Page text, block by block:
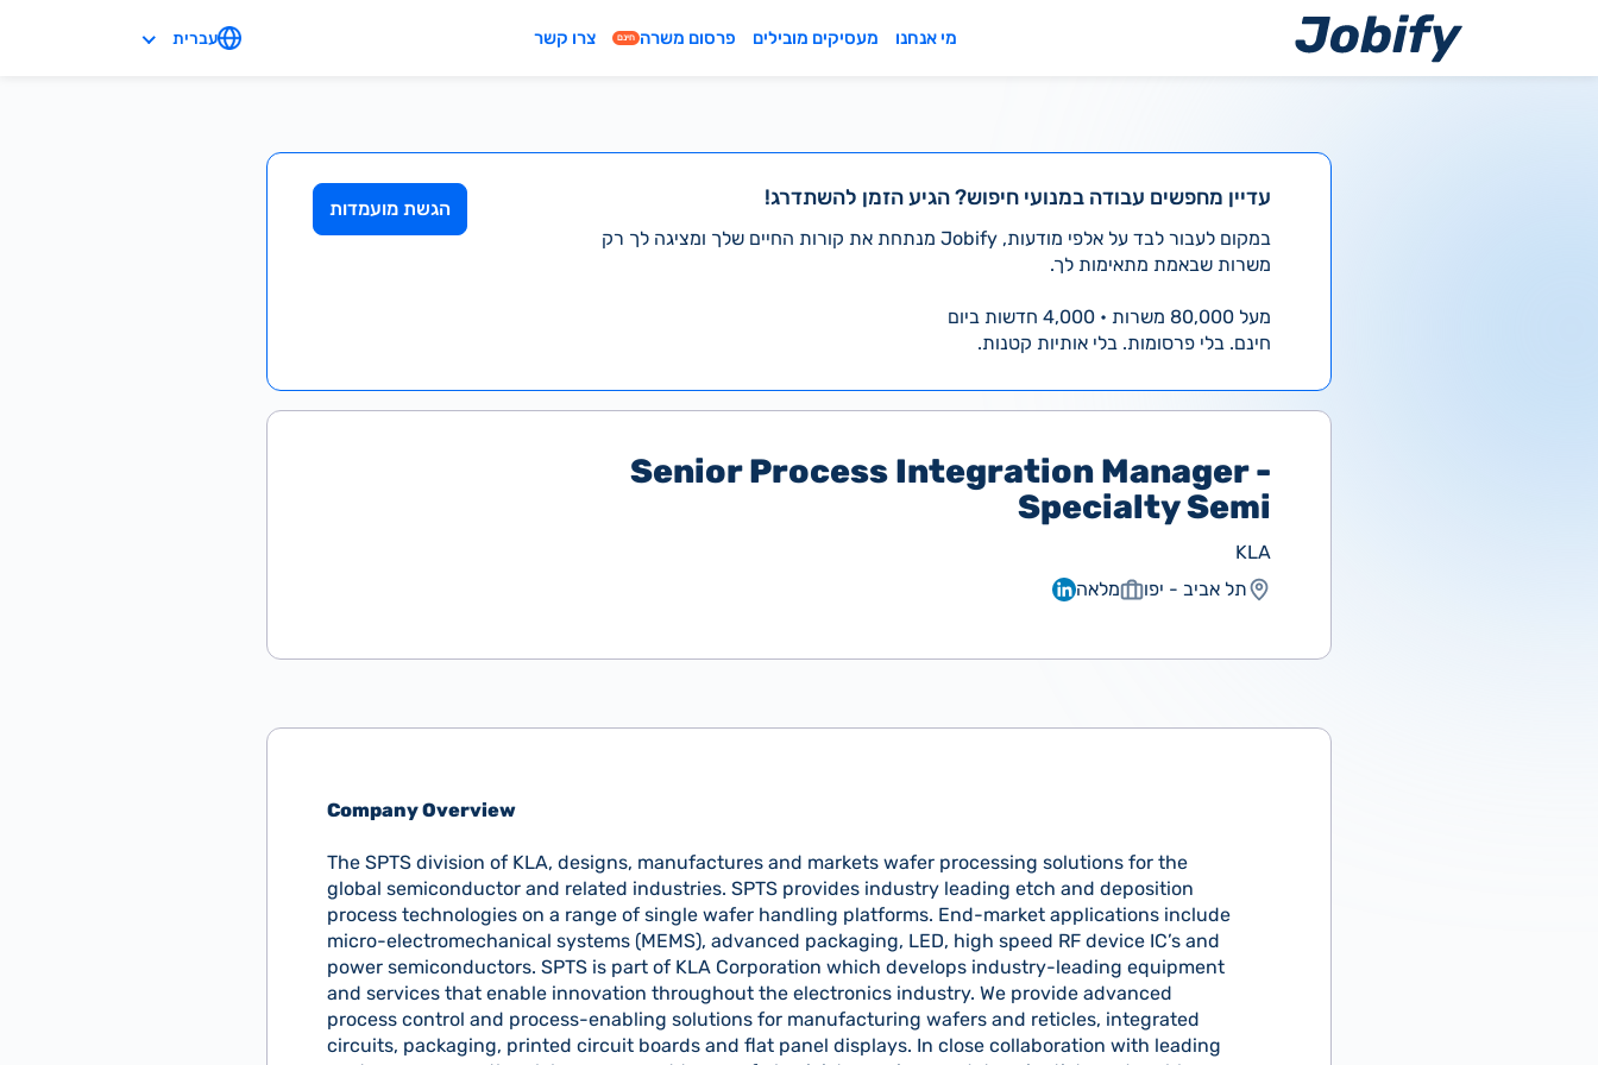
מי אנחנו מעסיקים מובילים פרסום משרה חינם צרו קשר עברית
עדיין מחפשים עבודה במנועי חיפוש? הגיע הזמן להשתדרג!
במקום לעבור לבד על אלפי מודעות, Jobify מנתחת את קורות החיים שלך ומציגה לך רק
משרות שבאמת מתאימות לך.
מעל 80,000 משרות • 4,000 חדשות ביום
חינם. בלי פרסומות. בלי אותיות קטנות.
הגשת מועמדות
Senior Process Integration Manager -
Specialty Semi
KLA
תל אביב - יפו
מלאה
Company Overview
The SPTS division of KLA, designs, manufactures and markets wafer processing solutions for the
global semiconductor and related industries. SPTS provides industry leading etch and deposition
process technologies on a range of single wafer handling platforms. End-market applications include
micro-electromechanical systems (MEMS), advanced packaging, LED, high speed RF device IC’s and
power semiconductors. SPTS is part of KLA Corporation which develops industry-leading equipment
and services that enable innovation throughout the electronics industry. We provide advanced
process control and process-enabling solutions for manufacturing wafers and reticles, integrated
circuits, packaging, printed circuit boards and flat panel displays. In close collaboration with leading